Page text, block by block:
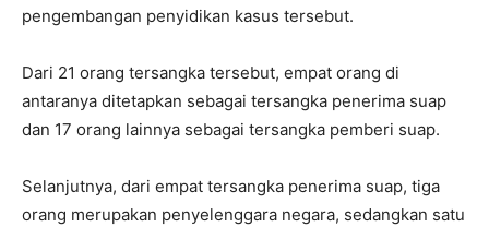
pengembangan penyidikan kasus tersebut.
Dari 21 orang tersangka tersebut, empat orang di
antaranya ditetapkan sebagai tersangka penerima suap
dan 17 orang lainnya sebagai tersangka pemberi suap.
Selanjutnya, dari empat tersangka penerima suap, tiga
orang merupakan penyelenggara negara, sedangkan satu